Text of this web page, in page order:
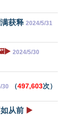
获释 2024/5/31
2024/5/30
30 （497,603次）
从前 ▶️